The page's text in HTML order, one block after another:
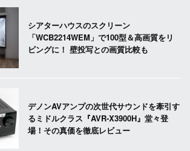
シアターハウスのスクリーン
「WCB2214WEM」で100型＆高画質をリ
ビングに！ 壁投写との画質比較も
デノンAVアンプの次世代サウンドを牽引す
るミドルクラス『AVR-X3900H』堂々登
場！その真価を徹底レビュー